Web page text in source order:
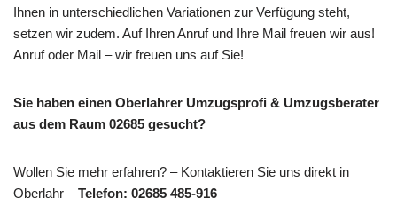
Ihnen in unterschiedlichen Variationen zur Verfügung steht,
setzen wir zudem. Auf Ihren Anruf und Ihre Mail freuen wir aus!
Anruf oder Mail – wir freuen uns auf Sie!
Sie haben einen Oberlahrer Umzugsprofi & Umzugsberater
aus dem Raum 02685 gesucht?
Wollen Sie mehr erfahren? – Kontaktieren Sie uns direkt in
Oberlahr –Telefon: 02685 485-916